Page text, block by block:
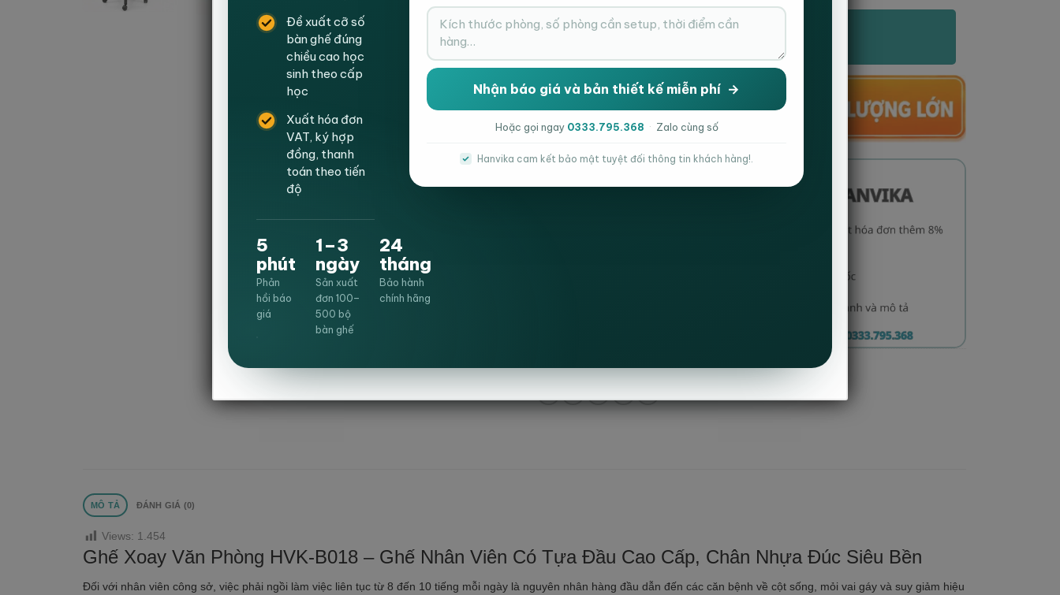
ĐẶT HÀNG NHANH
MÔ TẢ ĐÁNH GIÁ (0)
Views: 1.454
Ghế Xoay Văn Phòng HVK-B018 – Ghế Nhân Viên Có Tựa Đầu Cao Cấp, Chân Nhựa Đúc Siêu Bền
Đối với nhân viên công sở, việc phải ngồi làm việc liên tục từ 8 đến 10 tiếng mỗi ngày là nguyên nhân hàng đầu dẫn đến các căn bệnh về cột sống, mỏi vai gáy và suy giảm hiệu
Đề xuất cỡ số
bàn ghế đúng
chiều cao học
sinh theo cấp
học
Xuất hóa đơn
VAT, ký hợp
đồng, thanh
toán theo tiến
độ
5
phút
Phản
hồi báo
giá
1–3
ngày
Sản xuất
đơn 100–
500 bộ
bàn ghế
24
tháng
Bảo hành
chính hãng
Hoặc gọi ngay 0333.795.368 · Zalo cùng số
Hanvika cam kết bảo mật tuyệt đối thông tin khách hàng!.